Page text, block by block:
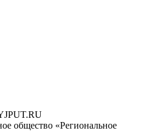
общество «Региональное